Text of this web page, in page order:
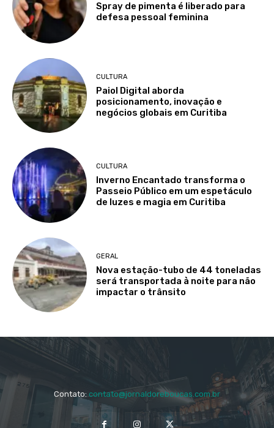
Spray de pimenta é liberado para
defesa pessoal feminina
CULTURA
Paiol Digital aborda
posicionamento, inovação e
negócios globais em Curitiba
CULTURA
Inverno Encantado transforma o
Passeio Público em um espetáculo
de luzes e magia em Curitiba
GERAL
Nova estação-tubo de 44 toneladas
será transportada à noite para não
impactar o trânsito
Contato:contato@jornaldoreboucas.com.br